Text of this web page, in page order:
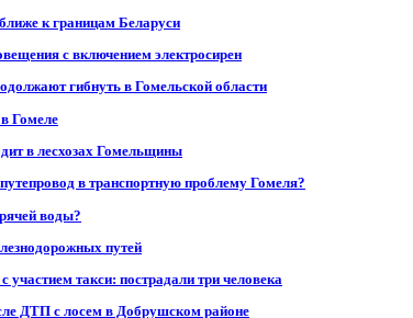
к границам Беларуси
с включением электросирен
гибнуть в Гомельской области
Гомеле
в лесхозах Гомельщины
в транспортную проблему Гомеля?
воды?
путей
такси: пострадали три человека
ДТП с лосем в Добрушском районе